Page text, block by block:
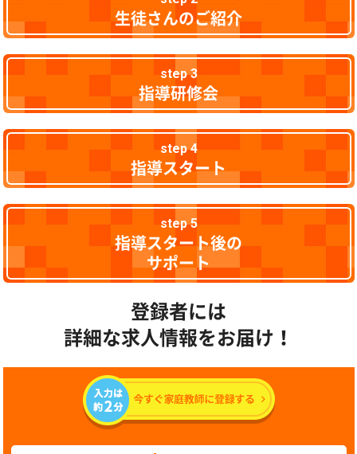
生徒さんのご紹介
step 3
指導研修会
step 4
指導スタート
step 5
指導スタート後の
サポート
登録者には
詳細な求人情報をお届け！